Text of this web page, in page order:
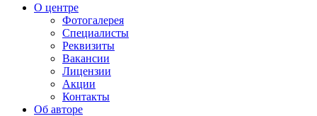
О центре
Фотогалерея
Специалисты
Реквизиты
Вакансии
Лицензии
Акции
Контакты
Об авторе